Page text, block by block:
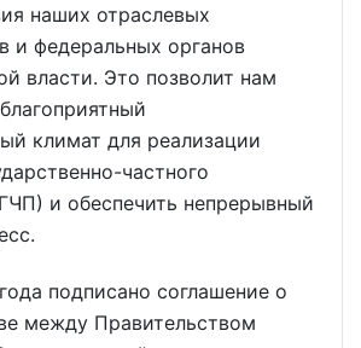
наших отраслевых
и федеральных органов
власти. Это позволит нам
климат для реализации
частного
и обеспечить непрерывный
подписано соглашение о
между Правительством